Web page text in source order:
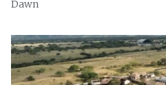
Dawn